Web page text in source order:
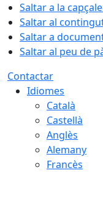
Saltar a la
Saltar al
Saltar a
Saltar al peu de
Contactar
Idiomes
Català
Castellà
Anglès
Alemany
Francès